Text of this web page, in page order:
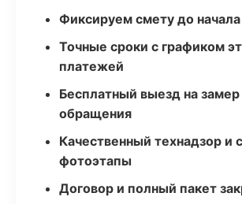
Фиксируем смету до
Точные сроки с графиком
платежей
Бесплатный выезд на замер
обращения
Качественный технадзор и
фотоэтапы
Договор и полный пакет